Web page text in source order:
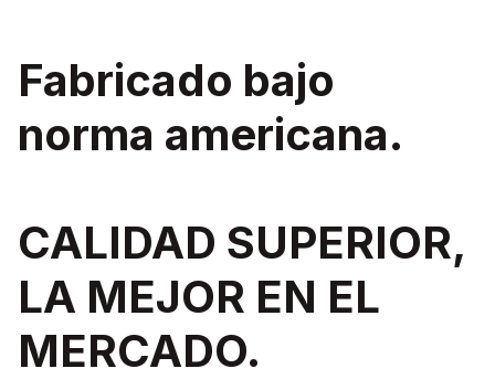
Fabricado bajo
norma americana.
CALIDAD SUPERIOR,
LA MEJOR EN EL
MERCADO.